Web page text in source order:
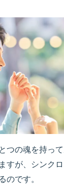
つの魂を持っ
すが、シンク
のです。